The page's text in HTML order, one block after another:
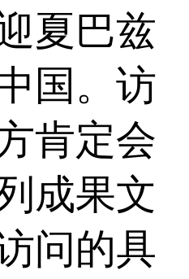
夏巴兹
国。访
肯定会
成果文
问的具